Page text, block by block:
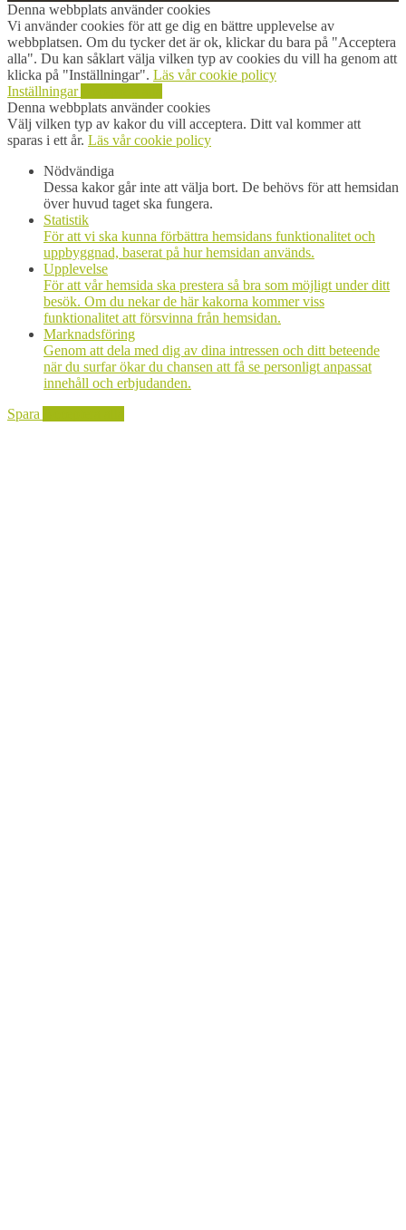
Denna webbplats använder cookies
Vi använder cookies för att ge dig en bättre upplevelse av
webbplatsen. Om du tycker det är ok, klickar du bara på "Acceptera
alla". Du kan såklart välja vilken typ av cookies du vill ha genom att
klicka på "Inställningar". Läs vår cookie policy
Inställningar
Denna webbplats använder cookies
Välj vilken typ av kakor du vill acceptera. Ditt val kommer att
sparas i ett år. Läs vår cookie policy
Nödvändiga
Dessa kakor går inte att välja bort. De behövs för att hemsidan
över huvud taget ska fungera.
Statistik
För att vi ska kunna förbättra hemsidans funktionalitet och
uppbyggnad, baserat på hur hemsidan används.
Upplevelse
För att vår hemsida ska prestera så bra som möjligt under ditt
besök. Om du nekar de här kakorna kommer viss
funktionalitet att försvinna från hemsidan.
Marknadsföring
Genom att dela med dig av dina intressen och ditt beteende
när du surfar ökar du chansen att få se personligt anpassat
innehåll och erbjudanden.
Spara